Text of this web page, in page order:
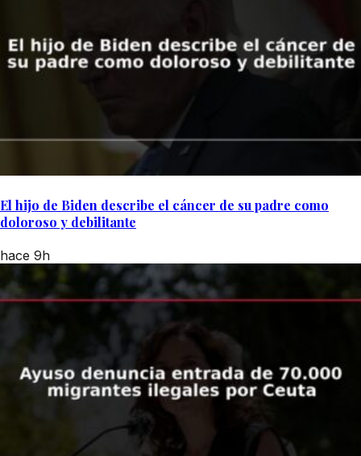
El hijo de Biden describe el cáncer de su padre como
doloroso y debilitante
hace 9h